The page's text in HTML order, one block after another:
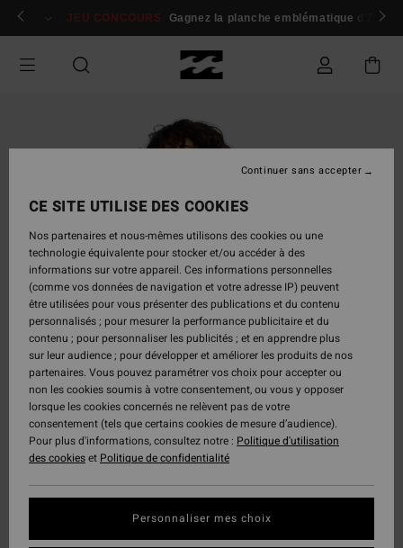
Passer
Se connecter / s'inscrire
JEU CONCOURS Gagnez la planche emblématique d'Andy
CE SITE UTILISE DES COOKIES
Nos partenaires et nous-mêmes utilisons des cookies ou une
technologie équivalente pour stocker et/ou accéder à des
informations sur votre appareil. Ces informations personnelles
(comme vos données de navigation et votre adresse IP) peuvent
être utilisées pour vous présenter des publications et du contenu
personnalisés ; pour mesurer la performance publicitaire et du
contenu ; pour personnaliser les publicités ; et en apprendre plus
sur leur audience ; pour développer et améliorer les produits de nos
partenaires. Vous pouvez paramétrer vos choix pour accepter ou
non les cookies soumis à votre consentement, ou vous y opposer
lorsque les cookies concernés ne relèvent pas de votre
consentement (tels que certains cookies de mesure d’audience).
Pour plus d'informations, consultez notre : Politique d'utilisation
des cookieset Politique de confidentialité
Personnaliser mes choix
Continuer sans accepter